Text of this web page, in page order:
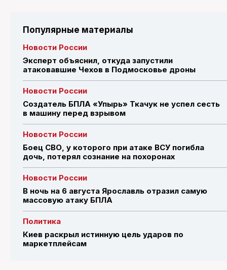
Популярные материалы
Новости России
Эксперт объяснил, откуда запустили
атаковавшие Чехов в Подмосковье дроны
Новости России
Создатель БПЛА «Упырь» Ткачук не успел сесть
в машину перед взрывом
Новости России
Боец СВО, у которого при атаке ВСУ погибла
дочь, потерял сознание на похоронах
Новости России
В ночь на 6 августа Ярославль отразил самую
массовую атаку БПЛА
Политика
Киев раскрыл истинную цель ударов по
маркетплейсам